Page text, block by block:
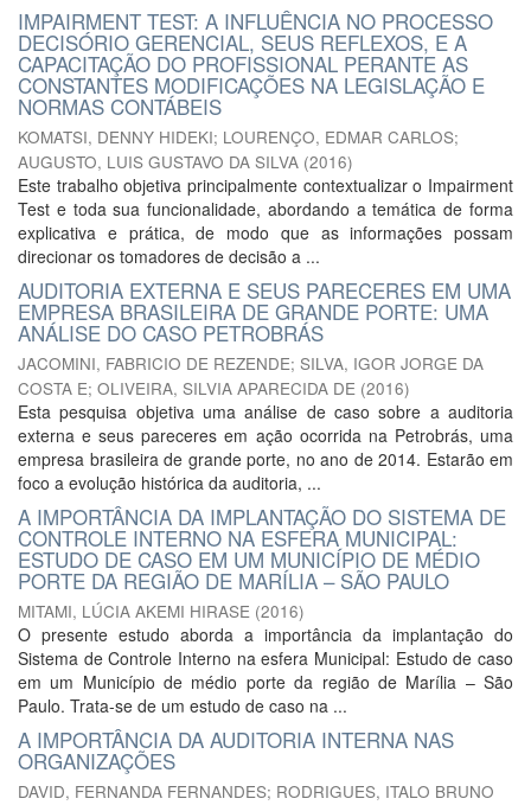
IMPAIRMENT TEST: A INFLUÊNCIA NO PROCESSO
DECISÓRIO GERENCIAL, SEUS REFLEXOS, E A
CAPACITAÇÃO DO PROFISSIONAL PERANTE AS
CONSTANTES MODIFICAÇÕES NA LEGISLAÇÃO E
NORMAS CONTÁBEIS
KOMATSI, DENNY HIDEKI; LOURENÇO, EDMAR CARLOS;
AUGUSTO, LUIS GUSTAVO DA SILVA (2016)
Este trabalho objetiva principalmente contextualizar o Impairment
Test e toda sua funcionalidade, abordando a temática de forma
explicativa e prática, de modo que as informações possam
direcionar os tomadores de decisão a ...
AUDITORIA EXTERNA E SEUS PARECERES EM UMA
EMPRESA BRASILEIRA DE GRANDE PORTE: UMA
ANÁLISE DO CASO PETROBRÁS
JACOMINI, FABRICIO DE REZENDE; SILVA, IGOR JORGE DA
COSTA E; OLIVEIRA, SILVIA APARECIDA DE (2016)
Esta pesquisa objetiva uma análise de caso sobre a auditoria
externa e seus pareceres em ação ocorrida na Petrobrás, uma
empresa brasileira de grande porte, no ano de 2014. Estarão em
foco a evolução histórica da auditoria, ...
A IMPORTÂNCIA DA IMPLANTAÇÃO DO SISTEMA DE
CONTROLE INTERNO NA ESFERA MUNICIPAL:
ESTUDO DE CASO EM UM MUNICÍPIO DE MÉDIO
PORTE DA REGIÃO DE MARÍLIA – SÃO PAULO
MITAMI, LÚCIA AKEMI HIRASE (2016)
O presente estudo aborda a importância da implantação do
Sistema de Controle Interno na esfera Municipal: Estudo de caso
em um Município de médio porte da região de Marília – São
Paulo. Trata-se de um estudo de caso na ...
A IMPORTÂNCIA DA AUDITORIA INTERNA NAS
ORGANIZAÇÕES
DAVID, FERNANDA FERNANDES; RODRIGUES, ITALO BRUNO